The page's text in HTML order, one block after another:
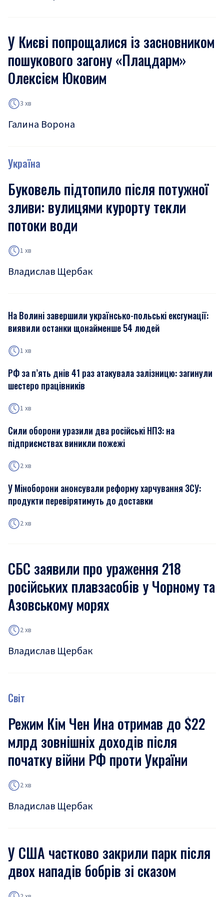
У Києві попрощалися із засновником
пошукового загону «Плацдарм»
Олексієм Юковим
3 хв
Галина Ворона
Україна
Буковель підтопило після потужної
зливи: вулицями курорту текли
потоки води
1 хв
Владислав Щербак
На Волині завершили українсько-польські ексгумації:
виявили останки щонайменше 54 людей
1 хв
РФ за п’ять днів 41 раз атакувала залізницю: загинули
шестеро працівників
1 хв
Сили оборони уразили два російські НПЗ: на
підприємствах виникли пожежі
2 хв
У Міноборони анонсували реформу харчування ЗСУ:
продукти перевірятимуть до доставки
2 хв
СБС заявили про ураження 218
російських плавзасобів у Чорному та
Азовському морях
2 хв
Владислав Щербак
Світ
Режим Кім Чен Ина отримав до $22
млрд зовнішніх доходів після
початку війни РФ проти України
2 хв
Владислав Щербак
У США частково закрили парк після
двох нападів бобрів зі сказом